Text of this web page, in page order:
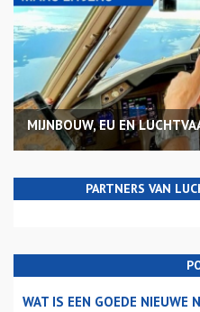
MIJNBOUW, EU EN
PARTNERS VAN
WAT IS EEN GOEDE NIEUWE